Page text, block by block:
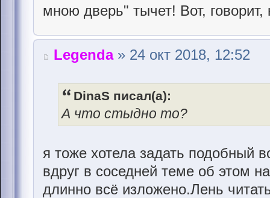
мною дверь" тычет! Вот, говорит,
Legenda» 24 окт 2018, 12:52
DinaS писал(а):
А что стыдно то?
я тоже хотела задать подобный
вдруг в соседней теме об этом
длинно всё изложено.Лень